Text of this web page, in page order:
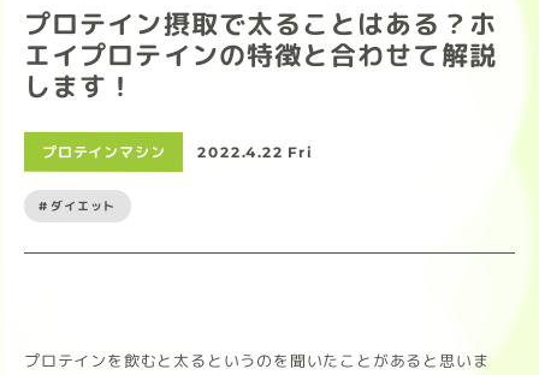
プロテイン摂取で太ることはある？ホ
エイプロテインの特徴と合わせて解説
します！
プロテインマシン 2022.4.22 Fri
#ダイエット
プロテインを飲むと太るというのを聞いたことがあると思いま